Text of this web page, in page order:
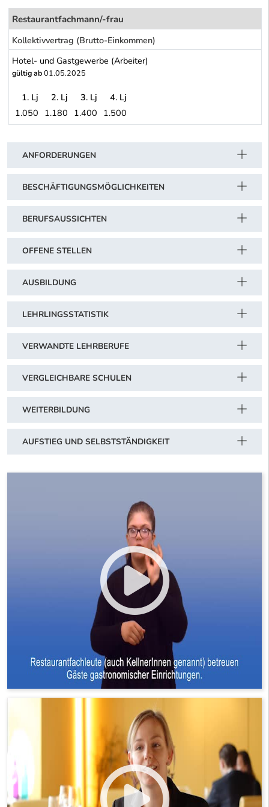
Restaurantfachmann/-frau
Kollektivvertrag (Brutto-Einkommen)
Hotel- und Gastgewerbe (Arbeiter)
gültig ab01.05.2025
Hotel- und Gastgewerbe (Arbeiter)
1. Lj 2. Lj 3. Lj
4. Lj
1.050 1.180 1.400 1.500
ANFORDERUNGEN
BESCHÄFTIGUNGSMÖGLICHKEITEN
BERUFSAUSSICHTEN
OFFENE STELLEN
AUSBILDUNG
LEHRLINGSSTATISTIK
VERWANDTE LEHRBERUFE
VERGLEICHBARE SCHULEN
WEITERBILDUNG
AUFSTIEG UND SELBSTSTÄNDIGKEIT